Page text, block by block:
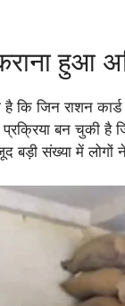
हुआ
है कि जिन राशन
प्रक्रिया बन चुकी
बड़ी संख्या में लोगों